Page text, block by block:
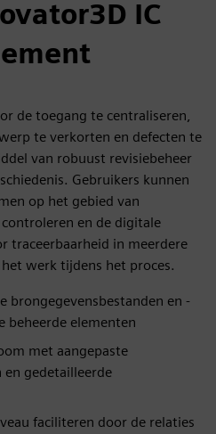
IC
de toegang te centraliseren,
te verkorten en defecten te
van robuust revisiebeheer
Gebruikers kunnen
op het gebied van
en de digitale
traceerbaarheid in meerdere
werk tijdens het proces.
brongegevensbestanden en -
beheerde elementen
met aangepaste
gedetailleerde
faciliteren door de relaties